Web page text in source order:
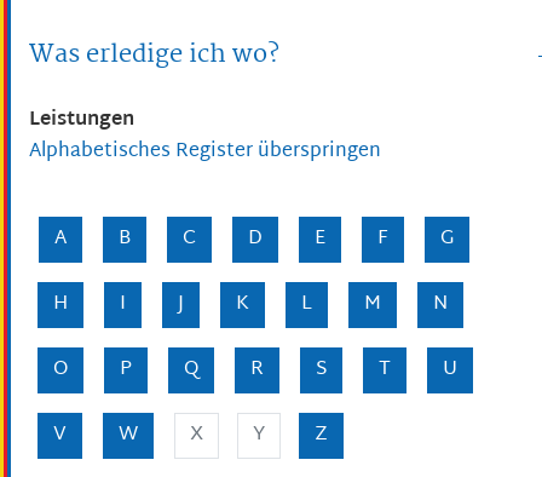
Was erledige ich wo?
Leistungen
Alphabetisches Register überspringen
A B C D E F
G
H
I J K L M
N
O
P Q R S T
U
V
W X Y Z